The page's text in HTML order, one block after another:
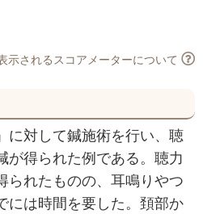
示されるスコアメーターについて
に対して鍼施術を行い、聴
が得られた例である。聴力
られたものの、耳鳴りやつ
には時間を要した。頚部か